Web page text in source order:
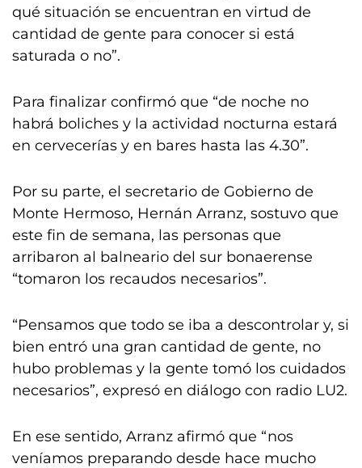
qué situación se encuentran en virtud de
cantidad de gente para conocer si está
saturada o no”.
Para finalizar confirmó que “de noche no
habrá boliches y la actividad nocturna estará
en cervecerías y en bares hasta las 4.30”.
Por su parte, el secretario de Gobierno de
Monte Hermoso, Hernán Arranz, sostuvo que
este fin de semana, las personas que
arribaron al balneario del sur bonaerense
“tomaron los recaudos necesarios”.
“Pensamos que todo se iba a descontrolar y, si
bien entró una gran cantidad de gente, no
hubo problemas y la gente tomó los cuidados
necesarios”, expresó en diálogo con radio LU2.
En ese sentido, Arranz afirmó que “nos
veníamos preparando desde hace mucho